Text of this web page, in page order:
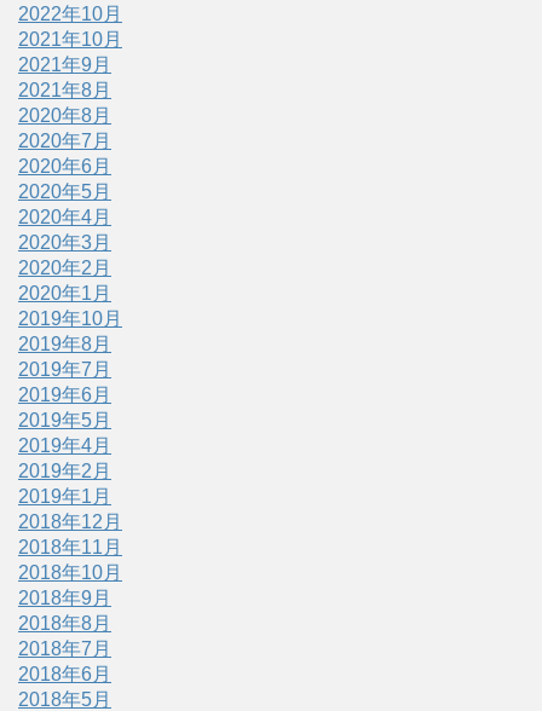
2022年10月
2021年10月
2021年9月
2021年8月
2020年8月
2020年7月
2020年6月
2020年5月
2020年4月
2020年3月
2020年2月
2020年1月
2019年10月
2019年8月
2019年7月
2019年6月
2019年5月
2019年4月
2019年2月
2019年1月
2018年12月
2018年11月
2018年10月
2018年9月
2018年8月
2018年7月
2018年6月
2018年5月